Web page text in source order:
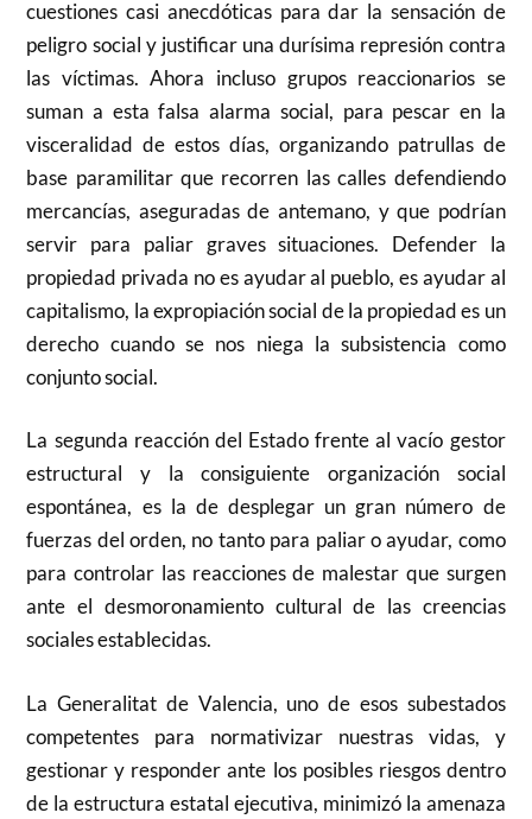
cuestiones casi anecdóticas para dar la sensación de
peligro social y justificar una durísima represión contra
las víctimas. Ahora incluso grupos reaccionarios se
suman a esta falsa alarma social, para pescar en la
visceralidad de estos días, organizando patrullas de
base paramilitar que recorren las calles defendiendo
mercancías, aseguradas de antemano, y que podrían
servir para paliar graves situaciones. Defender la
propiedad privada no es ayudar al pueblo, es ayudar al
capitalismo, la expropiación social de la propiedad es un
derecho cuando se nos niega la subsistencia como
conjunto social.
La segunda reacción del Estado frente al vacío gestor
estructural y la consiguiente organización social
espontánea, es la de desplegar un gran número de
fuerzas del orden, no tanto para paliar o ayudar, como
para controlar las reacciones de malestar que surgen
ante el desmoronamiento cultural de las creencias
sociales establecidas.
La Generalitat de Valencia, uno de esos subestados
competentes para normativizar nuestras vidas, y
gestionar y responder ante los posibles riesgos dentro
de la estructura estatal ejecutiva, minimizó la amenaza